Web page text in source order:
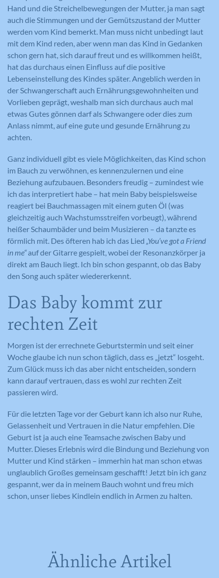
Hand und die Streichelbewegungen der Mutter, ja man sagt
auch die Stimmungen und der Gemütszustand der Mutter
werden vom Kind bemerkt. Man muss nicht unbedingt laut
mit dem Kind reden, aber wenn man das Kind in Gedanken
schon gern hat, sich darauf freut und es willkommen heißt,
hat das durchaus einen Einfluss auf die positive
Lebenseinstellung des Kindes später. Angeblich werden in
der Schwangerschaft auch Ernährungsgewohnheiten und
Vorlieben geprägt, weshalb man sich durchaus auch mal
etwas Gutes gönnen darf als Schwangere oder dies zum
Anlass nimmt, auf eine gute und gesunde Ernährung zu
achten.
Ganz individuell gibt es viele Möglichkeiten, das Kind schon
im Bauch zu verwöhnen, es kennenzulernen und eine
Beziehung aufzubauen. Besonders freudig – zumindest wie
ich das interpretiert habe – hat mein Baby beispielsweise
reagiert bei Bauchmassagen mit einem guten Öl (was
gleichzeitig auch Wachstumsstreifen vorbeugt), während
heißer Schaumbäder und beim Musizieren – da tanzte es
förmlich mit. Des öfteren hab ich das Lied „You’ve got a Friend
in me“auf der Gitarre gespielt, wobei der Resonanzkörper ja
direkt am Bauch liegt. Ich bin schon gespannt, ob das Baby
den Song auch später wiedererkennt.
Das Baby kommt zur
rechten Zeit
Morgen ist der errechnete Geburtstermin und seit einer
Woche glaube ich nun schon täglich, dass es „jetzt“ losgeht.
Zum Glück muss ich das aber nicht entscheiden, sondern
kann darauf vertrauen, dass es wohl zur rechten Zeit
passieren wird.
Für die letzten Tage vor der Geburt kann ich also nur Ruhe,
Gelassenheit und Vertrauen in die Natur empfehlen. Die
Geburt ist ja auch eine Teamsache zwischen Baby und
Mutter. Dieses Erlebnis wird die Bindung und Beziehung von
Mutter und Kind stärken – immerhin hat man schon etwas
unglaublich Großes gemeinsam geschafft! Jetzt bin ich ganz
gespannt, wer da in meinem Bauch wohnt und freu mich
schon, unser liebes Kindlein endlich in Armen zu halten.
Ähnliche Artikel
Zweck
Registriert eine eindeutige ID, die
verwendet wird, um statistische Daten
dazu, wie der Besucher die Website
nutzt, zu generieren.
Name _ga
Anbieter Google Analytics
Zweck
Registriert eine eindeutige ID, die
verwendet wird, um statistische Daten
dazu, wie der Besucher die Website
nutzt, zu generieren.
Zweck
Registriert eine eindeutige ID auf
mobilen Geräten, um Tracking
basierend auf dem geografischen GPS-
Standort zu ermöglichen.
Name VISITOR_INFO1_LIVE
Anbieter YouTube
Laufzeit 179 Tage
Zweck
Seiten mit integrierten YouTube-Videos
Name YSC
Anbieter YouTube
Laufzeit Session
Registriert eine eindeutige ID, um
der Benutzer gesehen hat, zu behalten.
Anbieter YouTube
Laufzeit 390 Tage
Zweck
die Handlungen des Benutzers auf der
Webseite nach der Anzeige oder dem
Klicken auf eine der Anzeigen des
Anbieters zu registrieren und zu
melden, mit dem Zweck der Messung
der Wirksamkeit einer Werbung und
der Anzeige zielgerichteter Werbung
für den Benutzer.
Anbieter YouTube